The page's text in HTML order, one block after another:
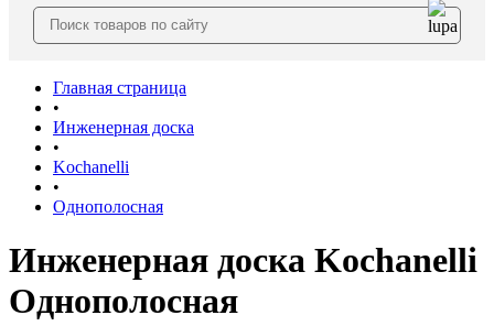
Главная страница
•
Инженерная доска
•
Kochanelli
•
Однополосная
Инженерная доска Kochanelli
Однополосная